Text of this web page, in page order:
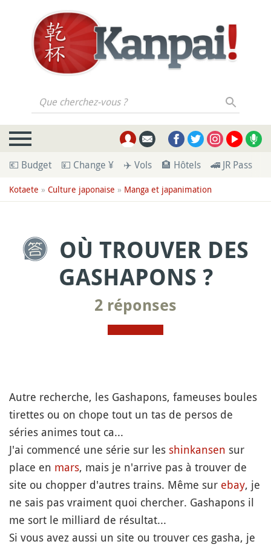
Que cherchez-vous ?
💶 Budget 💴 Change ¥ ✈️ Vols 🏨 Hôtels 🚄 JR Pass
Kotaete » Culture japonaise » Manga et japanimation
OÙ TROUVER DES
GASHAPONS ?
2 réponses
Autre recherche, les Gashapons, fameuses boules
tirettes ou on chope tout un tas de persos de
séries animes tout ca...
J'ai commencé une série sur les shinkansen sur
place en mars, mais je n'arrive pas à trouver de
site ou chopper d'autres trains. Même sur ebay, je
ne sais pas vraiment quoi chercher. Gashapons il
me sort le milliard de résultat...
Si vous avez aussi un site ou trouver ces gasha, je